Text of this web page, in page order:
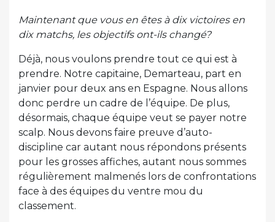
Maintenant que vous en êtes à dix victoires en
dix matchs, les objectifs ont-ils changé?
Déjà, nous voulons prendre tout ce qui est à
prendre. Notre capitaine, Demarteau, part en
janvier pour deux ans en Espagne. Nous allons
donc perdre un cadre de l’équipe. De plus,
désormais, chaque équipe veut se payer notre
scalp. Nous devons faire preuve d’auto-
discipline car autant nous répondons présents
pour les grosses affiches, autant nous sommes
régulièrement malmenés lors de confrontations
face à des équipes du ventre mou du
classement.